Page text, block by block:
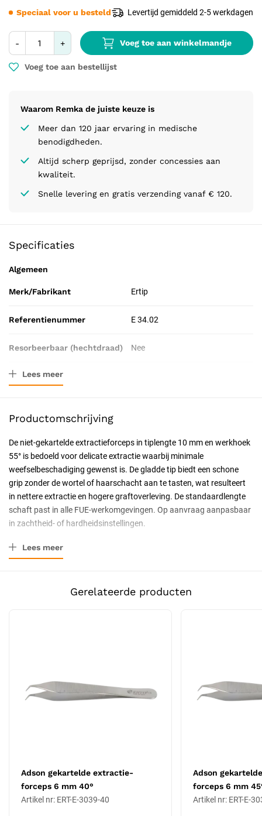
- + Voeg toe aan winkelmandje
Voeg toe aan bestellijst
Waarom Remka de juiste keuze is
Meer dan 120 jaar ervaring in medische
benodigdheden.
Altijd scherp geprijsd, zonder concessies aan
kwaliteit.
Snelle levering en gratis verzending vanaf € 120.
Speciaal voor u besteld Levertijd gemiddeld 2-5 werkdagen
Specificaties
Algemeen
Merk/Fabrikant Ertip
Referentienummer E 34.02
Resorbeerbaar (hechtdraad) Nee
Tip-lengte
Certificering CE-gecertificeerd, CE Klasse IIa
Soort hoek 55°
Lees meer
Productomschrijving
De niet-gekartelde extractieforceps in tiplengte 10 mm en werkhoek
55° is bedoeld voor delicate extractie waarbij minimale
weefselbeschadiging gewenst is. De gladde tip biedt een schone
grip zonder de wortel of haarschacht aan te tasten, wat resulteert
in nettere extractie en hogere graftoverleving. De standaardlengte
schaft past in alle FUE-werkomgevingen. Op aanvraag aanpasbaar
in zachtheid- of hardheidsinstellingen.
Eigenschappen
Toepassing: extractie (donorextractie)
Op aanvraag aanpasbaar in zachtheid- of
hoek?
Tiplengte 10 mm geeft de langste reikwijdte in deze lijn, geschikt
voor diepere donorzones of robuust haar waar extra reikwijdte
Lees meer
Gerelateerde producten
Adson gekartelde extractie-
forceps 6 mm 40°
Artikel nr: ERT-E-3039-40
Adson
forceps 6 mm
Artikel nr: ERT-E-